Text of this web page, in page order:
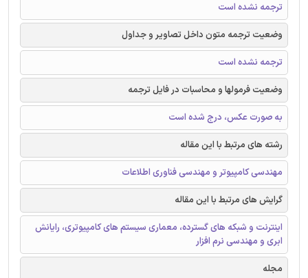
ترجمه نشده است
وضعیت ترجمه متون داخل تصاویر و جداول
ترجمه نشده است
وضعیت فرمولها و محاسبات در فایل ترجمه
به صورت عکس، درج شده است
رشته های مرتبط با این مقاله
مهندسی کامپیوتر و مهندسی فناوری اطلاعات
گرایش های مرتبط با این مقاله
اینترنت و شبکه های گسترده، معماری سیستم های کامپیوتری، رایانش
ابری و مهندسی نرم افزار
مجله